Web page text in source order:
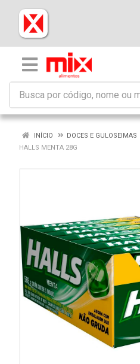
INÍCIO DOCES E GULOSEIMAS
HALLS MENTA 28G